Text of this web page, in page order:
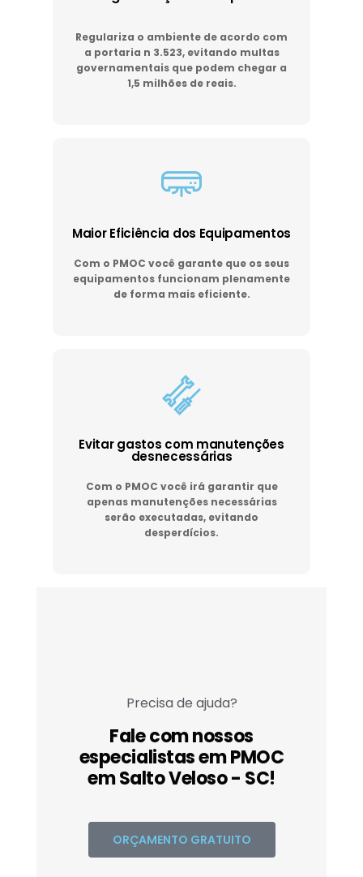
Regulariza o ambiente de acordo com
a portaria n 3.523, evitando multas
governamentais que podem chegar a
1,5 milhões de reais.
Maior Eficiência dos Equipamentos
Com o PMOC você garante que os seus
equipamentos funcionam plenamente
de forma mais eficiente.
Evitar gastos com manutenções
desnecessárias
Com o PMOC você irá garantir que
apenas manutenções necessárias
serão executadas, evitando
desperdícios.
Precisa de ajuda?
Fale com nossos
especialistas em PMOC
em Salto Veloso - SC!
ORÇAMENTO GRATUITO